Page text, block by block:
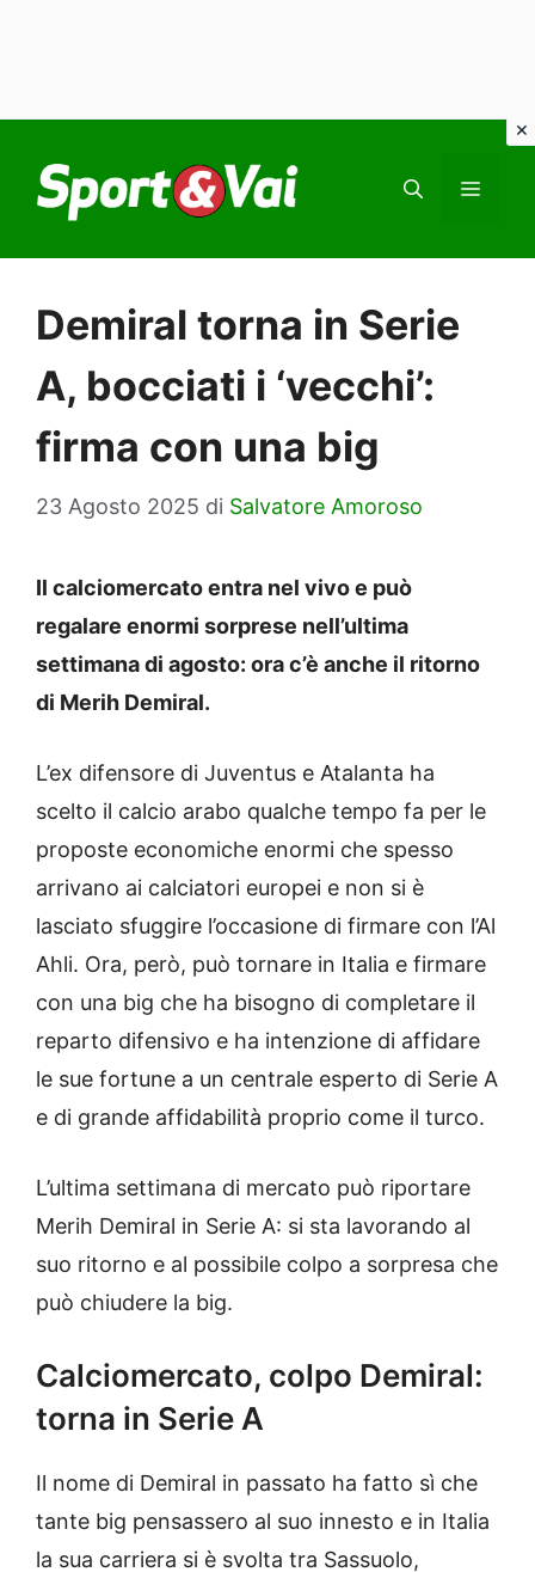
contenuto
Demiral torna in Serie
A, bocciati i ‘vecchi’:
firma con una big
23 Agosto 2025 di Salvatore Amoroso
Il calciomercato entra nel vivo e può
regalare enormi sorprese nell’ultima
settimana di agosto: ora c’è anche il ritorno
di Merih Demiral.
L’ex difensore di Juventus e Atalanta ha
scelto il calcio arabo qualche tempo fa per le
proposte economiche enormi che spesso
arrivano ai calciatori europei e non si è
lasciato sfuggire l’occasione di firmare con l’Al
Ahli. Ora, però, può tornare in Italia e firmare
con una big che ha bisogno di completare il
reparto difensivo e ha intenzione di affidare
le sue fortune a un centrale esperto di Serie A
e di grande affidabilità proprio come il turco.
L’ultima settimana di mercato può riportare
Merih Demiral in Serie A: si sta lavorando al
suo ritorno e al possibile colpo a sorpresa che
può chiudere la big.
Calciomercato, colpo Demiral:
torna in Serie A
Il nome di Demiral in passato ha fatto sì che
tante big pensassero al suo innesto e in Italia
la sua carriera si è svolta tra Sassuolo,